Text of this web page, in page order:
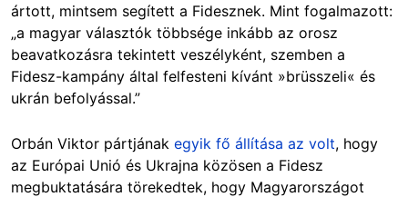
ártott, mintsem segített a Fidesznek. Mint fogalmazott:
„a magyar választók többsége inkább az orosz
beavatkozásra tekintett veszélyként, szemben a
Fidesz-kampány által felfesteni kívánt »brüsszeli« és
ukrán befolyással.”
Orbán Viktor pártjának egyik fő állítása az volt, hogy
az Európai Unió és Ukrajna közösen a Fidesz
megbuktatására törekedtek, hogy Magyarországot